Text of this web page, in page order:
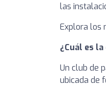
las
Explora los
¿Cuál es
Un club de
ubicada de